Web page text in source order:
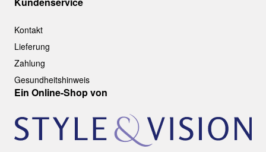
Kontakt
Lieferung
Zahlung
Gesundheitshinweis
Ein Online-Shop von